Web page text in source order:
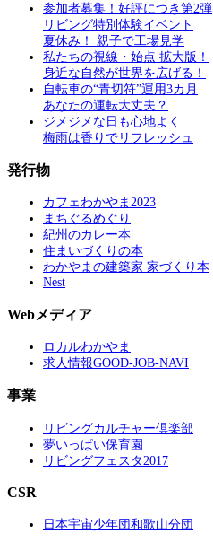
参加者募集！好評につき第2弾
リビング特別体験イベント
夏休み！ 親子で工場見学
私たちの視線・始点 拡大版！
身近な自然が世界を広げる！
自転車の“青切符”運用3カ月
あなたの運転大丈夫？
ジメジメな日も心地よく
梅雨は香りでリフレッシュ
発行物
カフェわかやま2023
まちぐるめぐり
紀州のカレー本
住まいづくりの本
わかやまの建築家 家づくり本
Nest
Webメディア
ロカルわかやま
求人情報GOOD-JOB-NAVI
事業
リビングカルチャー倶楽部
夢いっぱい保育園
リビングフェスタ2017
CSR
日本宇宙少年団和歌山分団